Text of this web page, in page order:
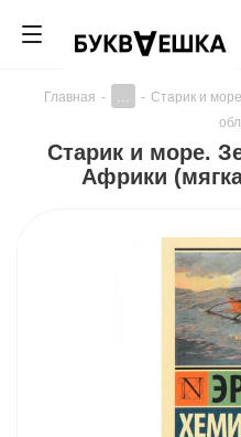
Главная - - Старик и
Старик и море.
Африки